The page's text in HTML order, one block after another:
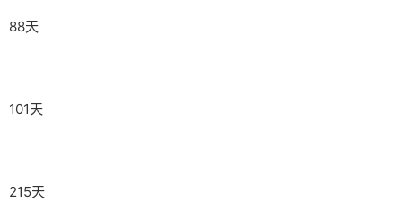
88天
101天
215天